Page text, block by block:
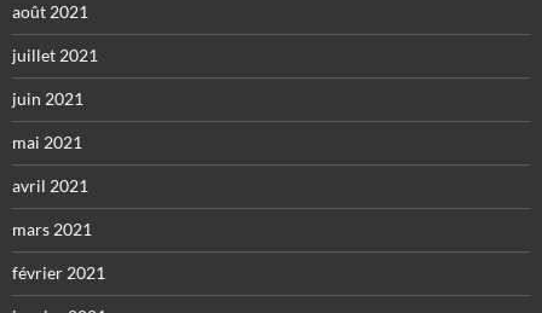
août 2021
juillet 2021
juin 2021
mai 2021
avril 2021
mars 2021
février 2021